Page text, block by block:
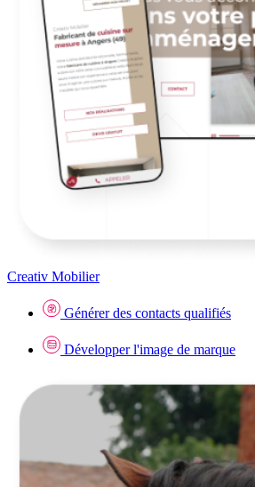
Creativ Mobilier
Générer des contacts qualifiés
Développer l'image de marque